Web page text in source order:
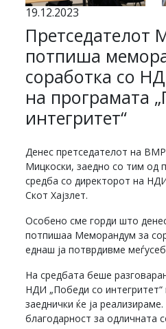
19.12.2023
Претседателот
потпиша
соработка со
на програмата
интегритет“
Денес претседателот на
Мицкоски, заедно со тим од
средба со директорот на
Скот Хајзлет.
Особено сме горди што
потпишаа Меморандум за
еднаш ја потврдивме
На средбата беше
НДИ „Победи со интегритет“
заеднички ќе ја
благодарност за одличната